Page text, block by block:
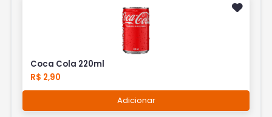
Coca Cola 220ml
R$ 2,90
Adicionar